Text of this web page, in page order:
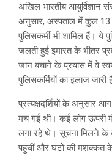
अखिल भारतीय आयुर्विज्ञान
अनुसार, अस्पताल में कुल 13
पुलिसकर्मी भी शामिल हैं। ये
जलती हुई इमारत के भीतर
जान बचाने के प्रयास में वे
पुलिसकर्मियों का इलाज
प्रत्यक्षदर्शियों के अनुसार
मच गई थी। कई लोग ऊपरी
लगा रहे थे। सूचना मिलने के
पहुंचीं और घंटों की मशक्कत के